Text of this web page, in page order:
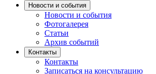
Новости и события
Новости и события
Фотогалерея
Статьи
Архив событий
Контакты
Контакты
Записаться на консультацию